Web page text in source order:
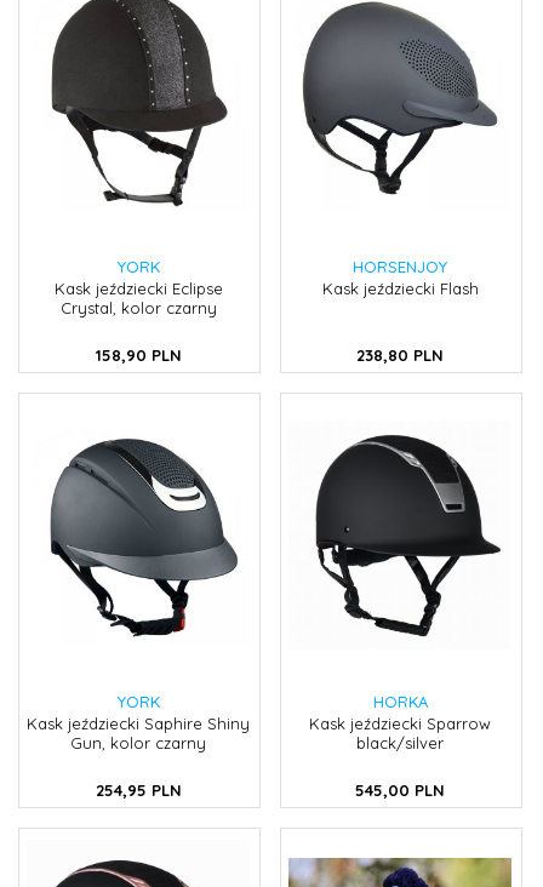
YORK
Kask jeździecki Eclipse
Crystal, kolor czarny
158,90 PLN
HORSENJOY
Kask jeździecki Flash
238,80 PLN
YORK
Kask jeździecki Saphire Shiny
Gun, kolor czarny
254,95 PLN
HORKA
Kask jeździecki Sparrow
black/silver
545,00 PLN